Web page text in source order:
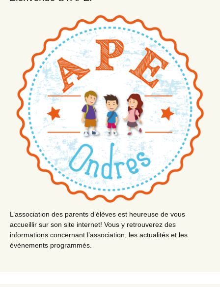
L’association des parents d’élèves est heureuse de vous
accueillir sur son site internet! Vous y retrouverez des
informations concernant l’association, les actualités et les
évènements programmés.